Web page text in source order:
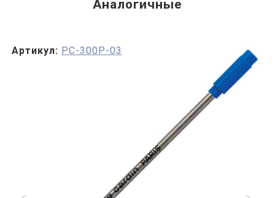
Аналогичные
Артикул: PC-300P-03